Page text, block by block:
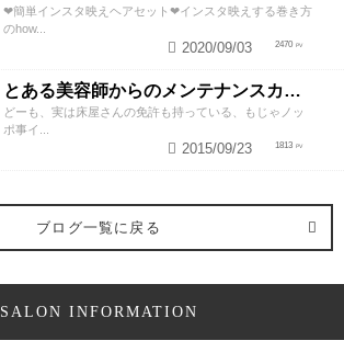
❤︎簡単インスタ映えヘアセット❤︎インスタ映えする巻き方
のhow...
2470
2020/09/03
とある美容師からのメンテナンスカットのススメ
どーも、実は床屋さんの免許も持っている、もじゃノッ
ポ事イ...
1813
2015/09/23
ブログ一覧に戻る
SALON INFORMATION